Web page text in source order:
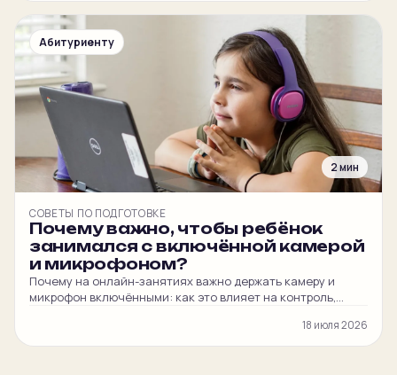
Абитуриенту
2 мин
СОВЕТЫ ПО ПОДГОТОВКЕ
Почему важно, чтобы ребёнок
занимался с включённой камерой
и микрофоном?
Почему на онлайн-занятиях важно держать камеру и
микрофон включёнными: как это влияет на контроль,
18 июля 2026